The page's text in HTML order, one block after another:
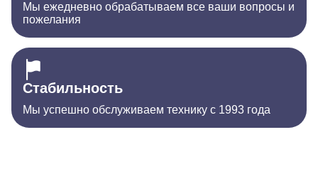
Мы ежедневно обрабатываем все ваши вопросы и
пожелания
Стабильность
Мы успешно обслуживаем технику с 1993 года